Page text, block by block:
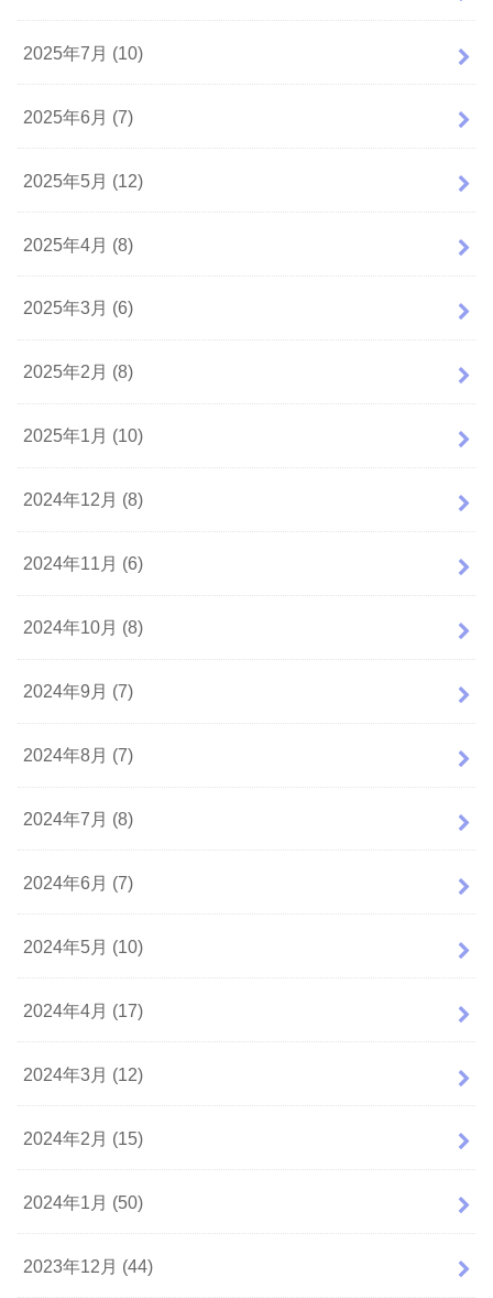
2025年7月 (10)
2025年6月 (7)
2025年5月 (12)
2025年4月 (8)
2025年3月 (6)
2025年2月 (8)
2025年1月 (10)
2024年12月 (8)
2024年11月 (6)
2024年10月 (8)
2024年9月 (7)
2024年8月 (7)
2024年7月 (8)
2024年6月 (7)
2024年5月 (10)
2024年4月 (17)
2024年3月 (12)
2024年2月 (15)
2024年1月 (50)
2023年12月 (44)